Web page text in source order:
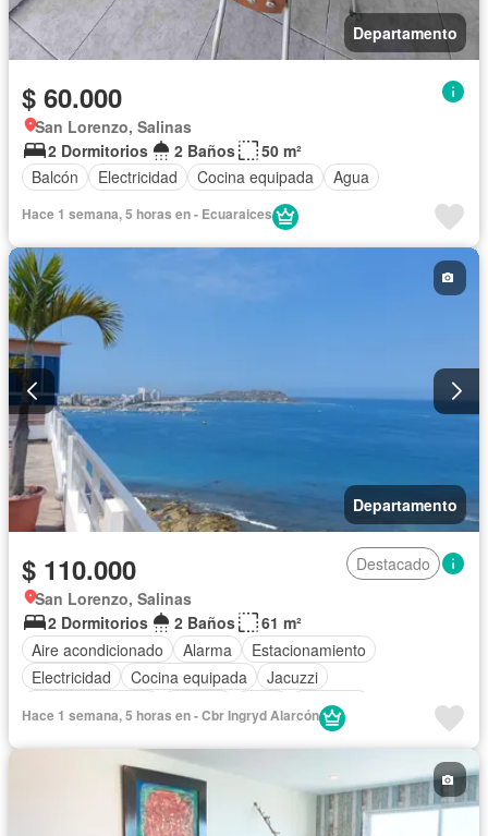
Departamento
$ 60.000
San Lorenzo, Salinas
2 Dormitorios
2 Baños
50 m²
Balcón
Electricidad Cocina equipada Agua
Hace 1 semana, 5 horas en - Ecuaraices
Departamento
$ 110.000
Destacado
San Lorenzo, Salinas
2 Dormitorios
2 Baños
61 m²
Aire acondicionado
Alarma
Estacionamiento
Electricidad
Cocina equipada
Jacuzzi
Conserje
Acceso para personas con discapacidad
Garita de guardianía
Piscina Completamente amoblado
Hace 1 semana, 5 horas en - Cbr Ingryd Alarcón